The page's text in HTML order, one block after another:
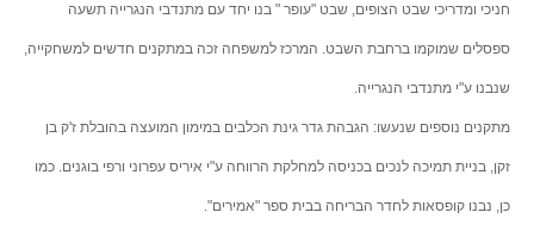
חניכי ומדריכי שבט הצופים, שבט "עופר " בנו יחד עם מתנדבי הנגרייה תשעה
ספסלים שמוקמו ברחבת השבט. המרכז למשפחה זכה במתקנים חדשים למשחקייה,
שנבנו ע"י מתנדבי הנגרייה.
מתקנים נוספים שנעשו: הגבהת גדר גינת הכלבים במימון המועצה בהובלת ז'ק בן
זקן, בניית תמיכה לנכים בכניסה למחלקת הרווחה ע"י איריס עפרוני ורפי בוגנים. כמו
כן, נבנו קופסאות לחדר הבריחה בבית ספר "אמירים".